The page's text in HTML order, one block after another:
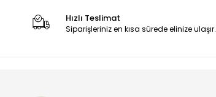
Hızlı Teslimat
Siparişleriniz en kısa sürede elinize ulaşır.